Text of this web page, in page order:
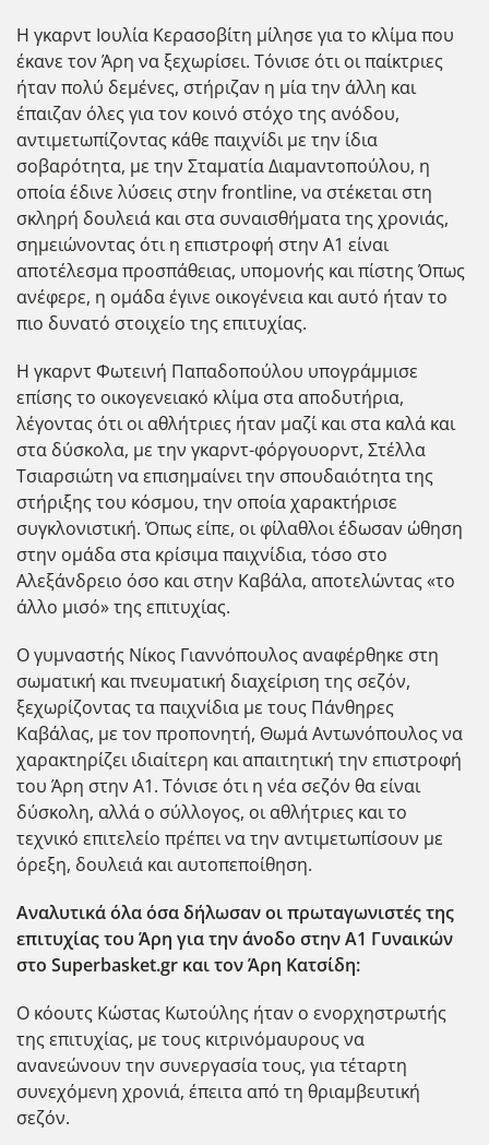
Η γκαρντ Ιουλία Κερασοβίτη μίλησε για το κλίμα που
έκανε τον Άρη να ξεχωρίσει. Τόνισε ότι οι παίκτριες
ήταν πολύ δεμένες, στήριζαν η μία την άλλη και
έπαιζαν όλες για τον κοινό στόχο της ανόδου,
αντιμετωπίζοντας κάθε παιχνίδι με την ίδια
σοβαρότητα, με την Σταματία Διαμαντοπούλου, η
οποία έδινε λύσεις στην frontline, να στέκεται στη
σκληρή δουλειά και στα συναισθήματα της χρονιάς,
σημειώνοντας ότι η επιστροφή στην Α1 είναι
αποτέλεσμα προσπάθειας, υπομονής και πίστης Όπως
ανέφερε, η ομάδα έγινε οικογένεια και αυτό ήταν το
πιο δυνατό στοιχείο της επιτυχίας.
Η γκαρντ Φωτεινή Παπαδοπούλου υπογράμμισε
επίσης το οικογενειακό κλίμα στα αποδυτήρια,
λέγοντας ότι οι αθλήτριες ήταν μαζί και στα καλά και
στα δύσκολα, με την γκαρντ-φόργουορντ, Στέλλα
Τσιαρσιώτη να επισημαίνει την σπουδαιότητα της
στήριξης του κόσμου, την οποία χαρακτήρισε
συγκλονιστική. Όπως είπε, οι φίλαθλοι έδωσαν ώθηση
στην ομάδα στα κρίσιμα παιχνίδια, τόσο στο
Αλεξάνδρειο όσο και στην Καβάλα, αποτελώντας «το
άλλο μισό» της επιτυχίας.
Ο γυμναστής Νίκος Γιαννόπουλος αναφέρθηκε στη
σωματική και πνευματική διαχείριση της σεζόν,
ξεχωρίζοντας τα παιχνίδια με τους Πάνθηρες
Καβάλας, με τον προπονητή, Θωμά Αντωνόπουλος να
χαρακτηρίζει ιδιαίτερη και απαιτητική την επιστροφή
του Άρη στην Α1. Τόνισε ότι η νέα σεζόν θα είναι
δύσκολη, αλλά ο σύλλογος, οι αθλήτριες και το
τεχνικό επιτελείο πρέπει να την αντιμετωπίσουν με
όρεξη, δουλειά και αυτοπεποίθηση.
Αναλυτικά όλα όσα δήλωσαν οι πρωταγωνιστές της
επιτυχίας του Άρη για την άνοδο στην Α1 Γυναικών
στο Superbasket.gr και τον Άρη Κατσίδη:
Ο κόουτς Κώστας Κωτούλης ήταν ο ενορχηστρωτής
της επιτυχίας, με τους κιτρινόμαυρους να
ανανεώνουν την συνεργασία τους, για τέταρτη
συνεχόμενη χρονιά, έπειτα από τη θριαμβευτική
σεζόν.